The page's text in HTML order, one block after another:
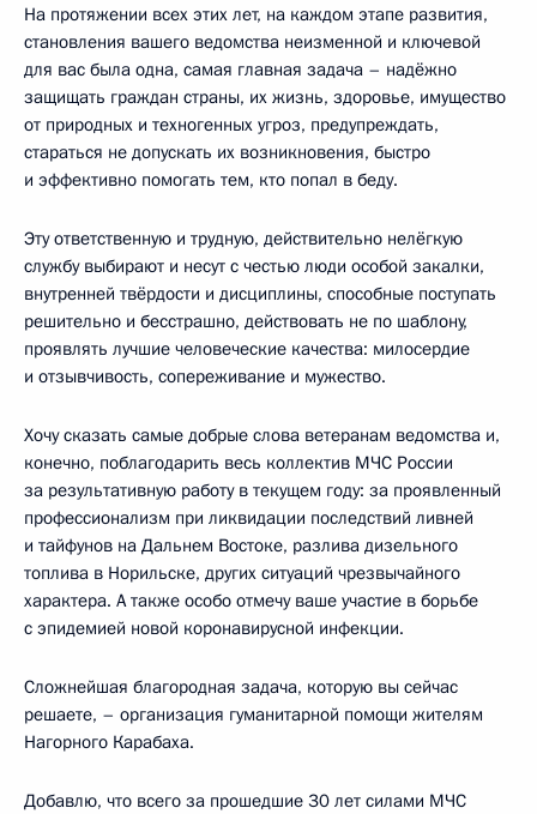
На протяжении всех этих лет, на каждом этапе развития,
становления вашего ведомства неизменной и ключевой
для вас была одна, самая главная задача – надёжно
защищать граждан страны, их жизнь, здоровье, имущество
от природных и техногенных угроз, предупреждать,
стараться не допускать их возникновения, быстро
и эффективно помогать тем, кто попал в беду.
Эту ответственную и трудную, действительно нелёгкую
службу выбирают и несут с честью люди особой закалки,
внутренней твёрдости и дисциплины, способные поступать
решительно и бесстрашно, действовать не по шаблону,
проявлять лучшие человеческие качества: милосердие
и отзывчивость, сопереживание и мужество.
Хочу сказать самые добрые слова ветеранам ведомства и,
конечно, поблагодарить весь коллектив МЧС России
за результативную работу в текущем году: за проявленный
профессионализм при ликвидации последствий ливней
и тайфунов на Дальнем Востоке, разлива дизельного
топлива в Норильске, других ситуаций чрезвычайного
характера. А также особо отмечу ваше участие в борьбе
с эпидемией новой коронавирусной инфекции.
Сложнейшая благородная задача, которую вы сейчас
решаете, – организация гуманитарной помощи жителям
Нагорного Карабаха.
Добавлю, что всего за прошедшие 30 лет силами МЧС